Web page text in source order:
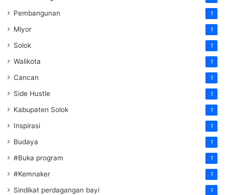
Pembangunan 1
Miyor 1
Solok 1
Walikota 1
Cancan 1
Side Hustle 1
Kabupaten Solok 1
Inspirasi 1
Budaya 1
#Buka program 1
#Kemnaker 1
Sindikat perdagangan bayi 1